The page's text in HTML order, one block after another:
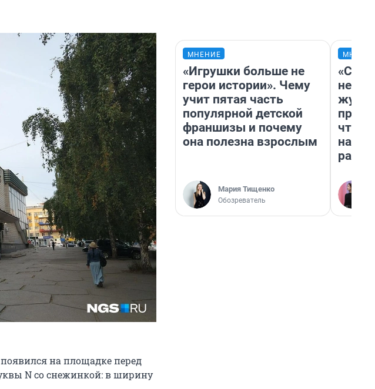
появился на площадке перед
N со снежинкой: в ширину
МНЕНИЕ
«Игрушки больше не
герои истории». Чему
учит пятая часть
популярной детской
франшизы и почему
она полезна взрослым
Мария Тищенко
Обозреватель
на
ради